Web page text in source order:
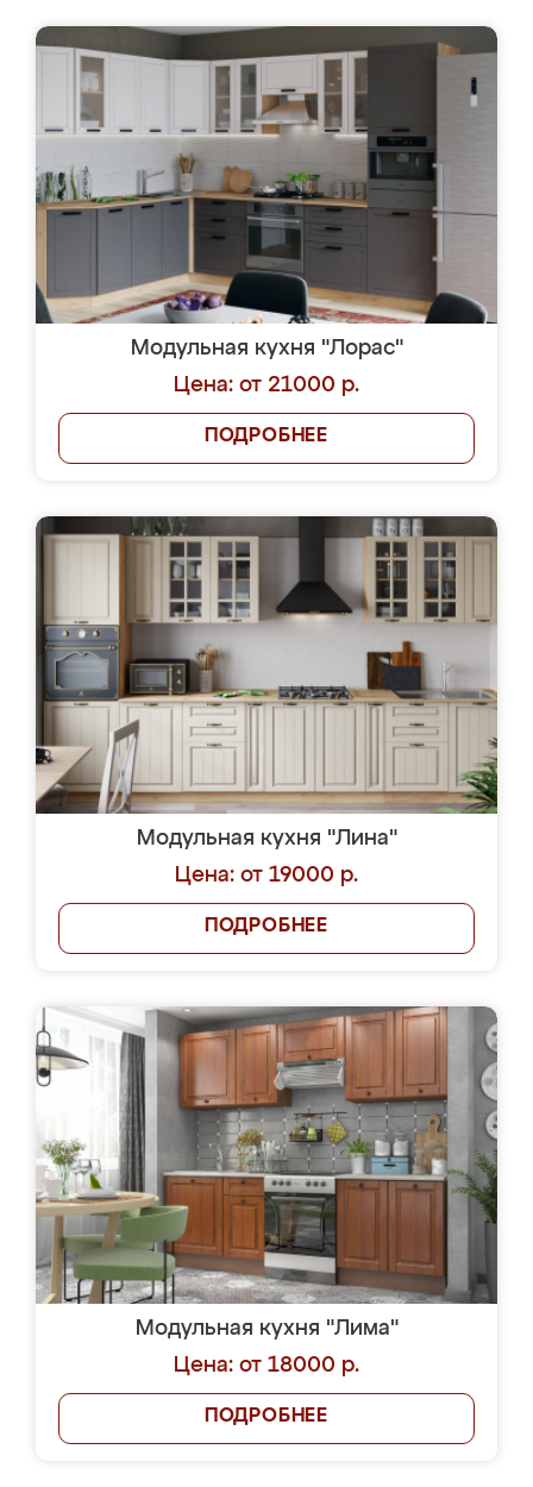
Модульная кухня "Лорас"
Цена: от 21000 р.
ПОДРОБНЕЕ
Модульная кухня "Лина"
Цена: от 19000 р.
ПОДРОБНЕЕ
Модульная кухня "Лима"
Цена: от 18000 р.
ПОДРОБНЕЕ